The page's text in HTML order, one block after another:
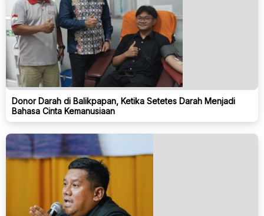
Donor Darah di Balikpapan, Ketika Setetes Darah Menjadi
Bahasa Cinta Kemanusiaan